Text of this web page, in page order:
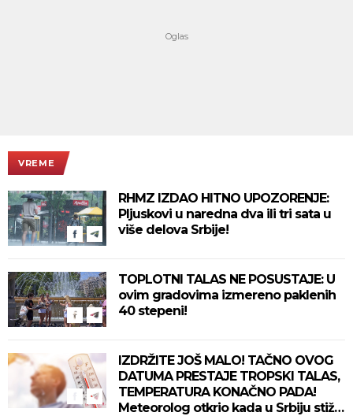
VREME
RHMZ IZDAO HITNO UPOZORENJE:
Pljuskovi u naredna dva ili tri sata u
više delova Srbije!
TOPLOTNI TALAS NE POSUSTAJE: U
ovim gradovima izmereno paklenih
40 stepeni!
IZDRŽITE JOŠ MALO! TAČNO OVOG
DATUMA PRESTAJE TROPSKI TALAS,
TEMPERATURA KONAČNO PADA!
Meteorolog otkrio kada u Srbiju stiže